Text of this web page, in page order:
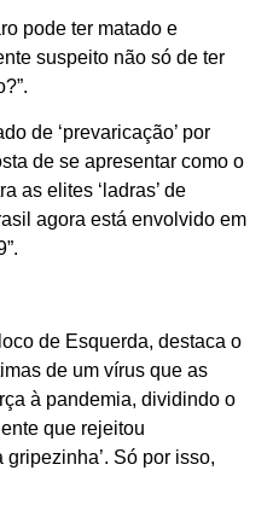
pode ter matado e
suspeito não só de ter
de ‘prevaricação’ por
de se apresentar como o
as elites ‘ladras’ de
agora está envolvido em
de Esquerda, destaca o
de um vírus que as
à pandemia, dividindo o
que rejeitou
Só por isso,